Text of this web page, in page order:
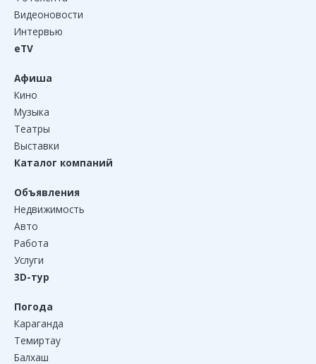
Видеоновости
Интервью
eTV
Афиша
Кино
Музыка
Театры
Выставки
Каталог компаний
Объявления
Недвижимость
Авто
Работа
Услуги
3D-тур
Погода
Караганда
Темиртау
Балхаш